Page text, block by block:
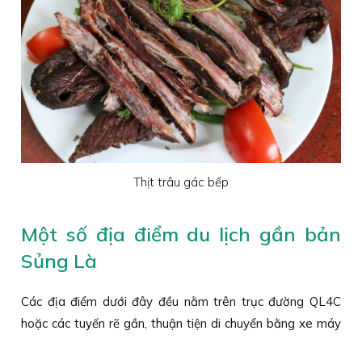
Thịt trâu gác bếp
Một số địa điểm du lịch gần bản
Sủng Là
Các địa điểm dưới đây đều nằm trên trục đường QL4C
hoặc các tuyến rẽ gần, thuận tiện di chuyển bằng xe máy